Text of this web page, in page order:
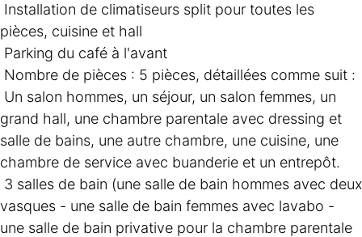
Installation de climatiseurs split pour toutes les
pièces, cuisine et hall
Parking du café à l'avant
Nombre de pièces : 5 pièces, détaillées comme suit :
Un salon hommes, un séjour, un salon femmes, un
grand hall, une chambre parentale avec dressing et
salle de bains, une autre chambre, une cuisine, une
chambre de service avec buanderie et un entrepôt.
3 salles de bain (une salle de bain hommes avec deux
vasques - une salle de bain femmes avec lavabo -
une salle de bain privative pour la chambre parentale